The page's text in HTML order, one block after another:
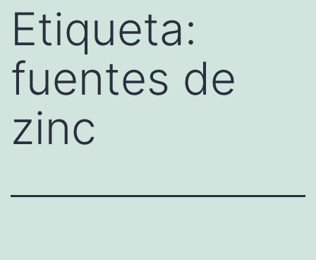
Etiqueta:
fuentes de
zinc